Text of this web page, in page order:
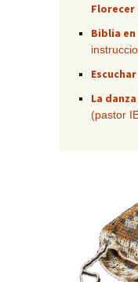
Florecer
Biblia
La
(pastor